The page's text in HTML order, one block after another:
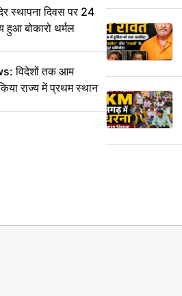
स्थापना दिवस पर 24
हुआ बोकारो थर्मल
विदेशों तक आम
राज्य में प्रथम स्थान